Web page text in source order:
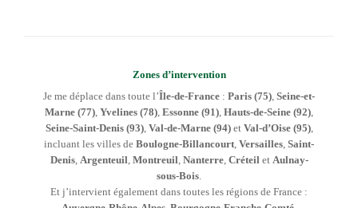
Zones d’intervention
Je me déplace dans toute l’Île-de-France : Paris (75) Seine-et-
Marne (77) Yvelines (78) Essonne (91) Hauts-de-Seine (92)
Seine-Saint-Denis (93), Val-de-Marne (94)et Val-d’Oise (95),
incluant les villes de Boulogne-Billancourt Versailles Saint-
Denis, Argenteuil Montreuil Nanterre, Créteil et Aulnay-
sous-Bois
Et j’intervient également dans toutes les régions de France :